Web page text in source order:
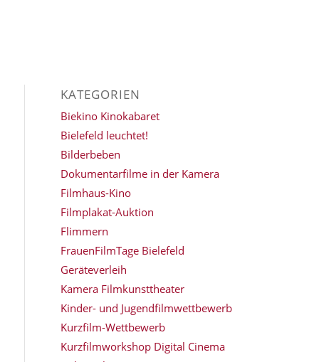
KATEGORIEN
Biekino Kinokabaret
Bielefeld leuchtet!
Bilderbeben
Dokumentarfilme in der Kamera
Filmhaus-Kino
Filmplakat-Auktion
Flimmern
FrauenFilmTage Bielefeld
Geräteverleih
Kamera Filmkunsttheater
Kinder- und Jugendfilmwettbewerb
Kurzfilm-Wettbewerb
Kurzfilmworkshop Digital Cinema